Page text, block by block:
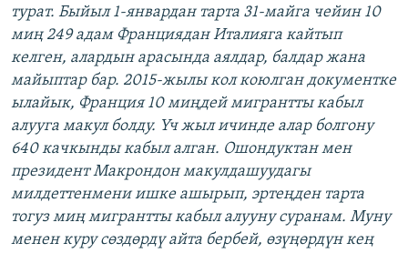
турат. Быйыл 1-январдан тарта 31-майга чейин 10
миң 249 адам Франциядан Италияга кайтып
келген, алардын арасында аялдар, балдар жана
майыптар бар. 2015-жылы кол коюлган документке
ылайык, Франция 10 миңдей мигрантты кабыл
алууга макул болду. Үч жыл ичинде алар болгону
640 качкынды кабыл алган. Ошондуктан мен
президент Макрондон макулдашуудагы
милдеттенмени ишке ашырып, эртеңден тарта
тогуз миң мигрантты кабыл алууну суранам. Муну
менен куру сөздөрдү айта бербей, өзүңөрдүн кең